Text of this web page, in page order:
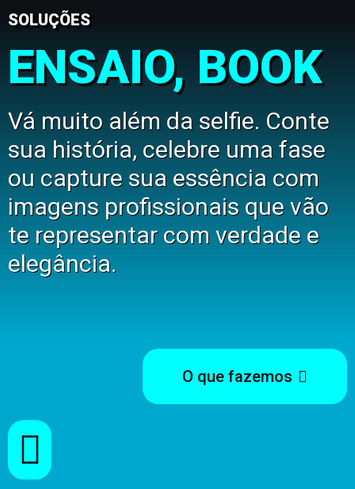
SOLUÇÕES
ENSAIO, BOOK
Vá muito além da selfie. Conte
sua história, celebre uma fase
ou capture sua essência com
imagens profissionais que vão
te representar com verdade e
elegância.
O que fazemos